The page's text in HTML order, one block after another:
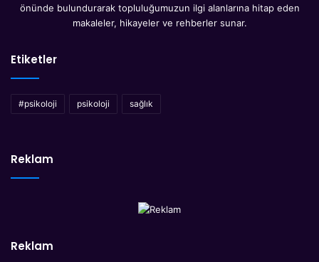
önünde bulundurarak topluluğumuzun ilgi alanlarına hitap eden
makaleler, hikayeler ve rehberler sunar.
Etiketler
#psikoloji psikoloji sağlık
Reklam
Reklam